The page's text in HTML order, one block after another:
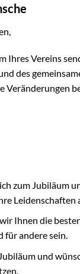
Ihres Vereins
des
Veränderungen
zum Jubiläum
Leidenschaften
Ihnen die
für andere sein.
und